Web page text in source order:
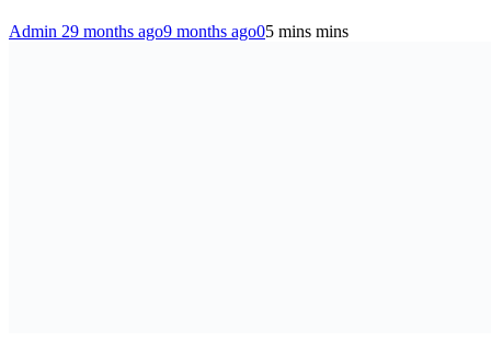
Admin 29 months ago9 months ago05 mins mins